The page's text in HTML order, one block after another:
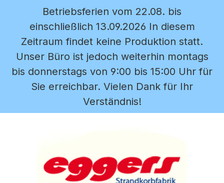
Zum Hauptinhalt springen
Betriebsferien vom 22.08. bis
einschließlich 13.09.2026 In diesem
Zeitraum findet keine Produktion statt.
Unser Büro ist jedoch weiterhin montags
bis donnerstags von 9:00 bis 15:00 Uhr für
Sie erreichbar. Vielen Dank für Ihr
Verständnis!